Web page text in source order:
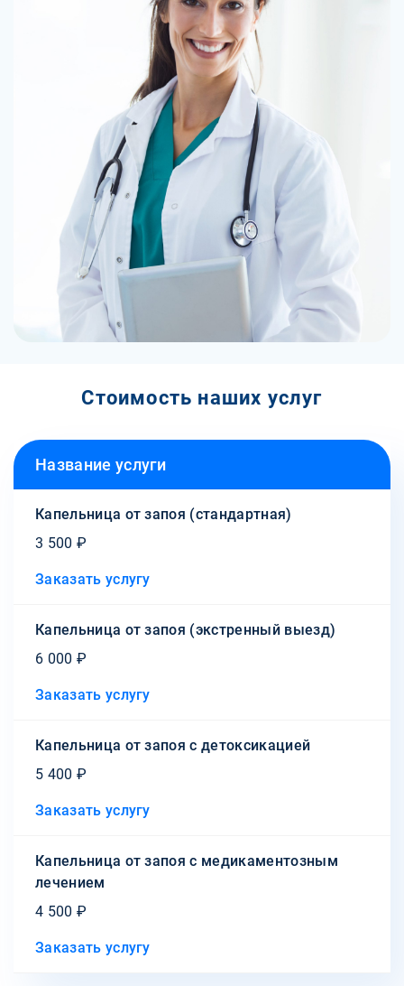
Стоимость наших услуг
Название услуги
Капельница от запоя (стандартная)
3 500 ₽
Заказать услугу
Капельница от запоя (экстренный выезд)
6 000 ₽
Заказать услугу
Капельница от запоя с детоксикацией
5 400 ₽
Заказать услугу
Капельница от запоя с медикаментозным
лечением
4 500 ₽
Заказать услугу